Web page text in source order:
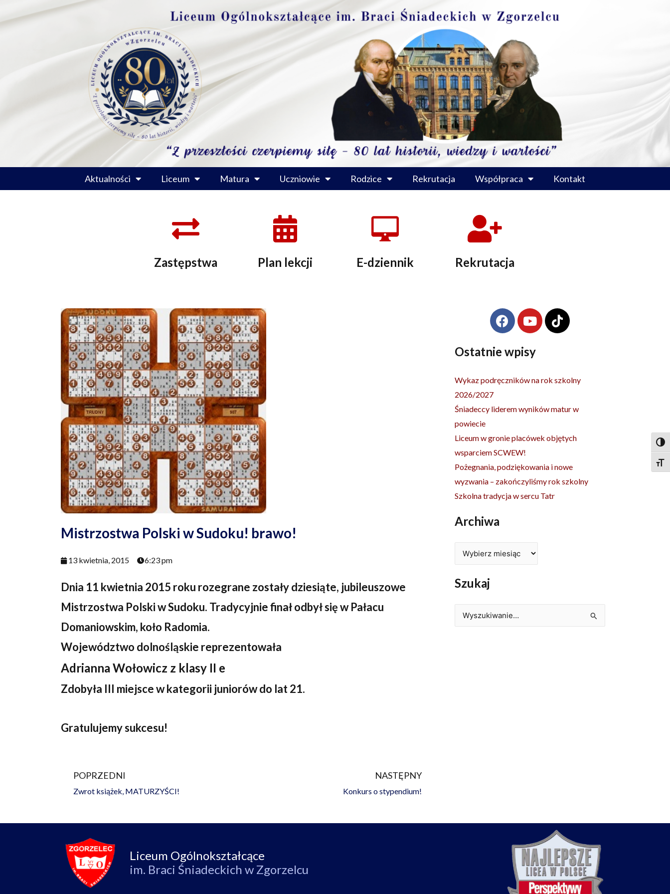
do
Aktualności Liceum Matura Uczniowie Rodzice Rekrutacja Współpraca Kontakt
Zastępstwa Plan lekcji E-dziennik Rekrutacja
Mistrzostwa Polski w Sudoku! brawo!
13 kwietnia, 2015 6:23 pm
Dnia 11 kwietnia 2015 roku rozegrane zostały dziesiąte, jubileuszowe
Mistrzostwa Polski w Sudoku. Tradycyjnie finał odbył się wPałacu
Domaniowskim, koło Radomia.
Województwo dolnośląskie reprezentowała
Adrianna Wołowicz z klasy II e
Zdobyła III miejscew kategorii juniorów do lat 21.
Gratulujemy sukcesu!
Prev
POPRZEDNI
Zwrot książek, MATURZYŚCI!
NASTĘPNY
Konkurs o stypendium!
F
a
e
o
Y
o
t
b
T
i
k
Ostatnie wpisy
Wykaz podręczników na rok szkolny
2026/2027
Śniadeccy liderem wyników matur w
powiecie
Liceum w gronie placówek objętych
wsparciem SCWEW!
Pożegnania, podziękowania i nowe
wyzwania – zakończyliśmy rok szkolny
Szkolna tradycja w sercu Tatr
Archiwa
Szukaj
Szukaj
Liceum Ogólnokształcące
im. Braci Śniadeckich w Zgorzelcu